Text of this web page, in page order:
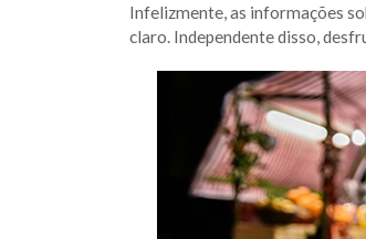
Infelizmente, as informações
claro. Independente disso,